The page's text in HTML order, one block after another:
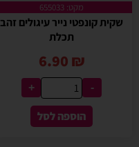
מקט: 655033
שקית קונפטי נייר עיגולים זהב
תכלת
6.90 ₪
-
+
הוספה לסל